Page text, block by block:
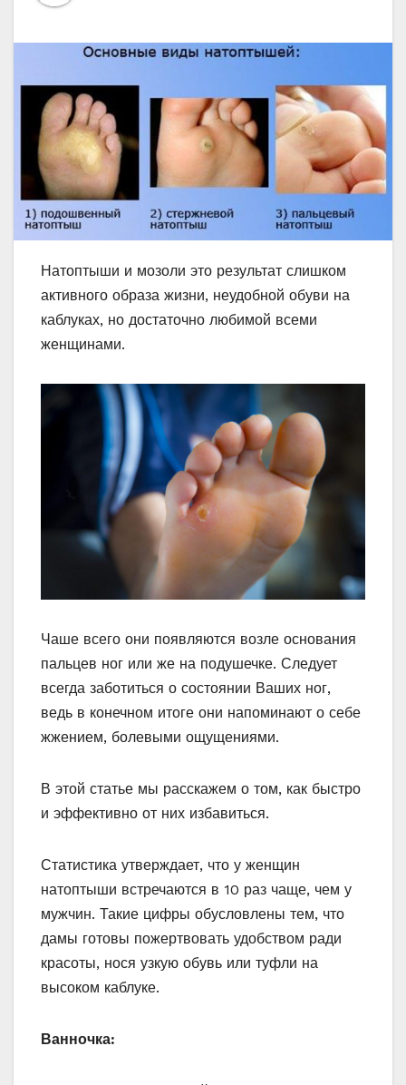
Натоптыши и мозоли это результат слишком
активного образа жизни, неудобной обуви на
каблуках, но достаточно любимой всеми
женщинами.
Чаше всего они появляются возле основания
пальцев ног или же на подушечке. Следует
всегда заботиться о состоянии Ваших ног,
ведь в конечном итоге они напоминают о себе
жжением, болевыми ощущениями.
В этой статье мы расскажем о том, как быстро
и эффективно от них избавиться.
Статистика утверждает, что у женщин
натоптыши встречаются в 10 раз чаще, чем у
мужчин. Такие цифры обусловлены тем, что
дамы готовы пожертвовать удобством ради
красоты, нося узкую обувь или туфли на
высоком каблуке.
Ванночка: